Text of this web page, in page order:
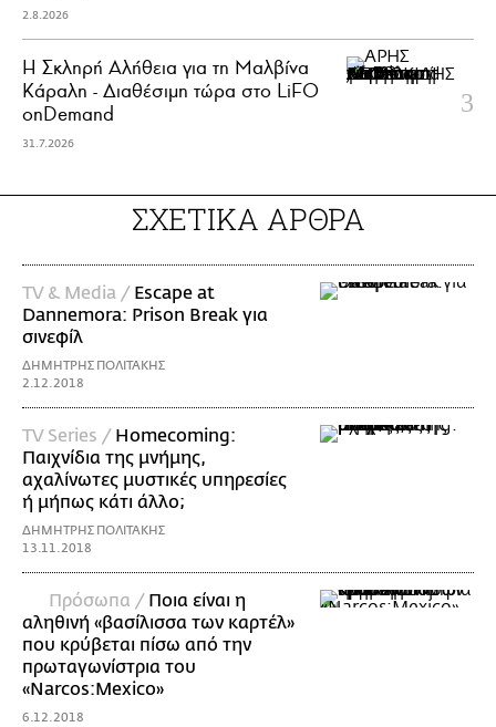
2.8.2026
Η Σκληρή Αλήθεια για τη Μαλβίνα
Κάραλη - Διαθέσιμη τώρα στo LiFO
onDemand
31.7.2026
ΣΧΕΤΙΚΑ ΑΡΘΡΑ
TV & Media / Escape at
Dannemora: Prison Break για
σινεφίλ
ΔΗΜΗΤΡΗΣ ΠΟΛΙΤΑΚΗΣ
2.12.2018
ΤV Series / Homecoming:
Παιχνίδια της μνήμης,
αχαλίνωτες μυστικές υπηρεσίες
ή μήπως κάτι άλλο;
ΔΗΜΗΤΡΗΣ ΠΟΛΙΤΑΚΗΣ
13.11.2018
Πρόσωπα / Ποια είναι η
αληθινή «βασίλισσα των καρτέλ»
που κρύβεται πίσω από την
πρωταγωνίστρια του
«Narcos:Mexico»
6.12.2018